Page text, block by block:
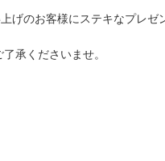
上げのお客様にステキなプレ
承くださいませ。